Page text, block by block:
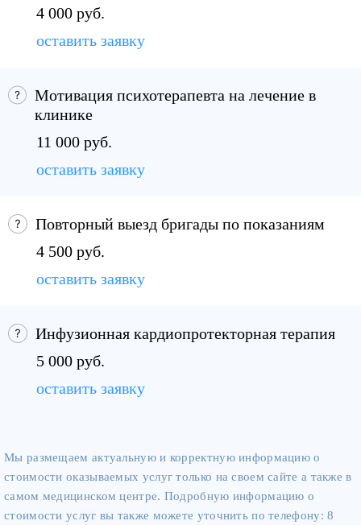
4 000 руб.
оставить заявку
Мотивация психотерапевта на лечение в
клинике
11 000 руб.
оставить заявку
Повторный выезд бригады по показаниям
4 500 руб.
оставить заявку
Инфузионная кардиопротекторная терапия
5 000 руб.
оставить заявку
Мы размещаем актуальную и корректную информацию о
стоимости оказываемых услуг только на своем сайте а также в
самом медицинском центре. Подробную информацию о
стоимости услуг вы также можете уточнить по телефону: 8